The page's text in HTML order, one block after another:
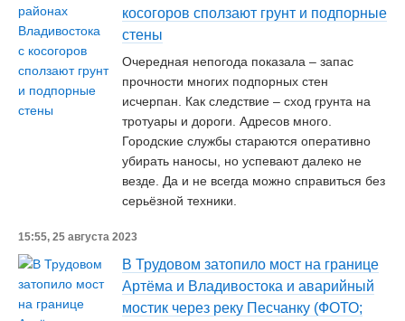
косогоров сползают грунт и подпорные
стены
Очередная непогода показала – запас
прочности многих подпорных стен
исчерпан. Как следствие – сход грунта на
тротуары и дороги. Адресов много.
Городские службы стараются оперативно
убирать наносы, но успевают далеко не
везде. Да и не всегда можно справиться без
серьёзной техники.
15:55, 25 августа 2023
В Трудовом затопило мост на границе
Артёма и Владивостока и аварийный
мостик через реку Песчанку (ФОТО;